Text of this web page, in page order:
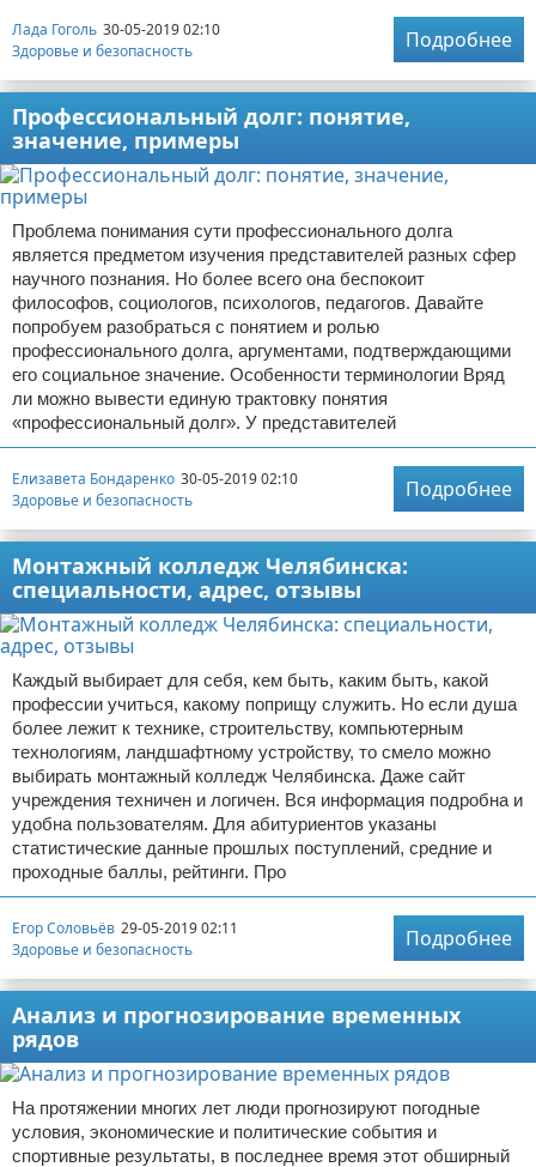
Лада Гоголь 30-05-2019 02:10
Здоровье и безопасность
Подробнее
Профессиональный долг: понятие,
значение, примеры
Проблема понимания сути профессионального долга
является предметом изучения представителей разных сфер
научного познания. Но более всего она беспокоит
философов, социологов, психологов, педагогов. Давайте
попробуем разобраться с понятием и ролью
профессионального долга, аргументами, подтверждающими
его социальное значение. Особенности терминологии Вряд
ли можно вывести единую трактовку понятия
«профессиональный долг». У представителей
Елизавета Бондаренко 30-05-2019 02:10
Здоровье и безопасность
Подробнее
Монтажный колледж Челябинска:
специальности, адрес, отзывы
Каждый выбирает для себя, кем быть, каким быть, какой
профессии учиться, какому поприщу служить. Но если душа
более лежит к технике, строительству, компьютерным
технологиям, ландшафтному устройству, то смело можно
выбирать монтажный колледж Челябинска. Даже сайт
учреждения техничен и логичен. Вся информация подробна и
удобна пользователям. Для абитуриентов указаны
статистические данные прошлых поступлений, средние и
проходные баллы, рейтинги. Про
Егор Соловьёв 29-05-2019 02:11
Здоровье и безопасность
Подробнее
Анализ и прогнозирование временных
рядов
На протяжении многих лет люди прогнозируют погодные
условия, экономические и политические события и
спортивные результаты, в последнее время этот обширный